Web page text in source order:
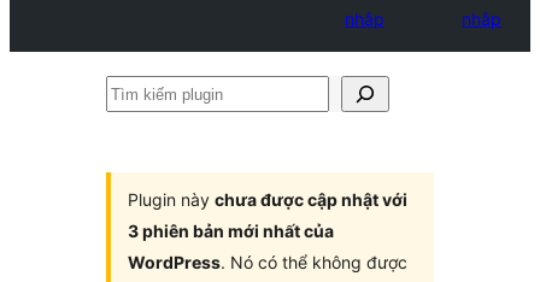
nhập
nhập
Tìm
Plugin này chưa được cập nhật với
3 phiên bản mới nhất của
WordPress. Nó có thể không được